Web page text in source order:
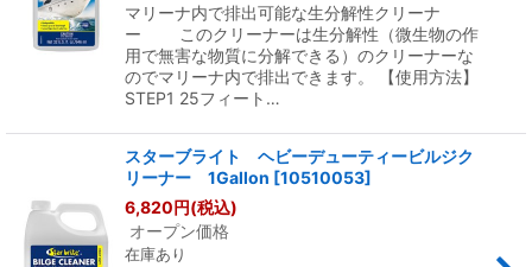
マリーナ内で排出可能な生分解性クリーナ
ー このクリーナーは生分解性（微生物の作
用で無害な物質に分解できる）のクリーナーな
のでマリーナ内で排出できます。 【使用方法】
STEP1 25フィート…
スターブライト ヘビーデューティービルジク
リーナー 1Gallon [10510053]
6,820円(税込)
オープン価格
在庫あり